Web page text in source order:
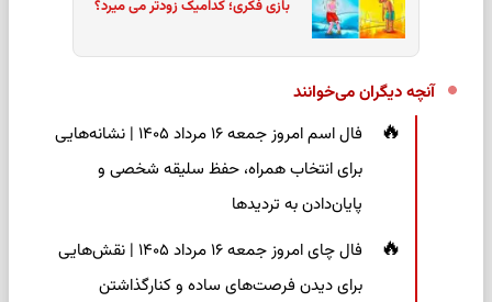
بازی فکری؛ کدامیک زودتر می میرد؟
آنچه دیگران می‌خوانند
فال اسم امروز جمعه ۱۶ مرداد ۱۴۰۵ | نشانه‌هایی
برای انتخاب همراه، حفظ سلیقه شخصی و
پایان‌دادن به تردیدها
فال چای امروز جمعه ۱۶ مرداد ۱۴۰۵ | نقش‌هایی
برای دیدن فرصت‌های ساده و کنارگذاشتن